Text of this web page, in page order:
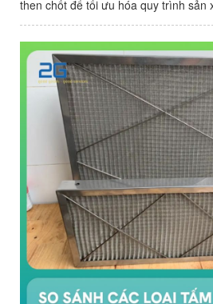
then chốt để tối ưu hóa quy trình sản